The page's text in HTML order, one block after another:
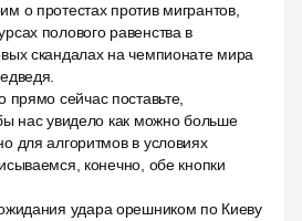
о протестах против мигрантов,
полового равенства в
скандалах на чемпионате мира
сейчас поставьте,
нас увидело как можно больше
для алгоритмов в условиях
конечно, обе кнопки
удара орешником по Киеву